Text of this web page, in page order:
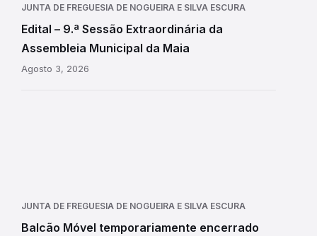
JUNTA DE FREGUESIA DE NOGUEIRA E SILVA ESCURA
Edital – 9.ª Sessão Extraordinária da
Assembleia Municipal da Maia
Agosto 3, 2026
JUNTA DE FREGUESIA DE NOGUEIRA E SILVA ESCURA
Balcão Móvel temporariamente encerrado